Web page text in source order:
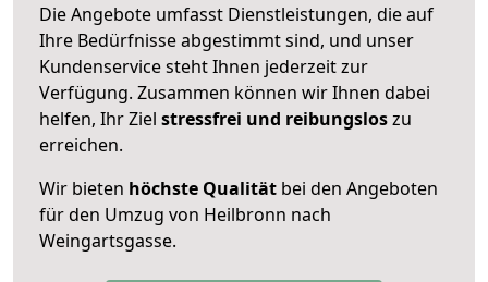
Die Angebote umfasst Dienstleistungen, die auf
Ihre Bedürfnisse abgestimmt sind, und unser
Kundenservice steht Ihnen jederzeit zur
Verfügung. Zusammen können wir Ihnen dabei
helfen, Ihr Ziel stressfrei und reibungsloszu
erreichen.
Wir bieten höchste Qualität bei den Angeboten
für den Umzug von Heilbronn nach
Weingartsgasse.